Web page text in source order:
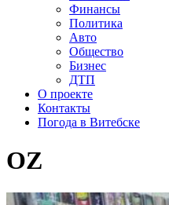
Финансы
Политика
Авто
Общество
Бизнес
ДТП
О проекте
Контакты
Погода в Витебске
OZ